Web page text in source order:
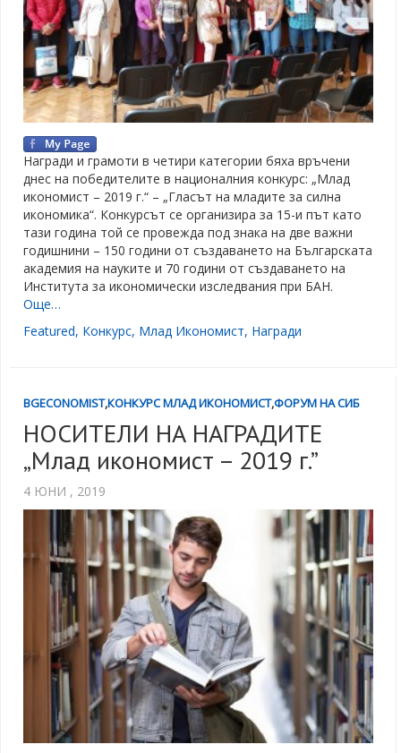
Награди и грамоти в четири категории бяха връчени
днес на победителите в националния конкурс: „Млад
икономист – 2019 г.“ – „Гласът на младите за силна
икономика“. Конкурсът се организира за 15-и път като
тази година той се провежда под знака на две важни
годишнини – 150 години от създаването на Българската
академия на науките и 70 години от създаването на
Института за икономически изследвания при БАН.
Още…
Featured, Конкурс, Млад Икономист, Награди
BGECONOMIST,КОНКУРС МЛАД ИКОНОМИСТ,ФОРУМ НА СИБ
НОСИТЕЛИ НА НАГРАДИТЕ
„Млад икономист – 2019 г.”
4 ЮНИ , 2019